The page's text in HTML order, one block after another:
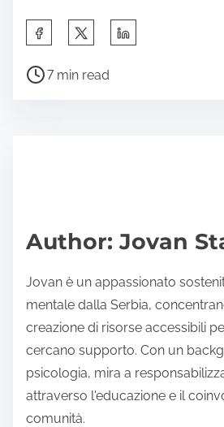
a
p
s
t
o
n
:
P
t
7 min read
Author: Jovan
Jovan è un appassionato
mentale dalla Serbia,
creazione di risorse accessibili
cercano supporto. Con un
psicologia, mira a
attraverso l'educazione e il
comunità.